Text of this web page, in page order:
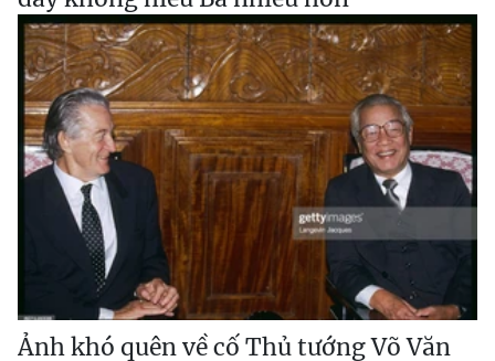
Ảnh khó quên về cố Thủ tướng Võ Văn